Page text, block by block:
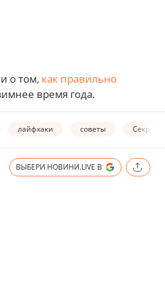
о том, как правильно
время года.
лайфхаки советы Секреты
ВЫБЕРИ НОВИНИ.LIVE В